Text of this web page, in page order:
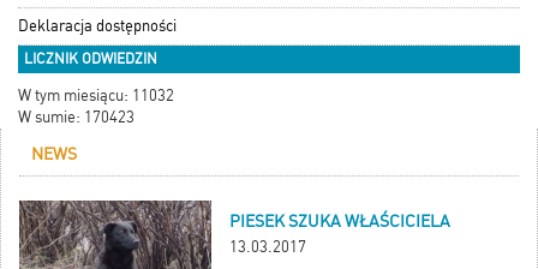
Deklaracja dostępności
LICZNIK ODWIEDZIN
W tym miesiącu: 11032
W sumie: 170423
NEWS
PIESEK SZUKA WŁAŚCICIELA
13.03.2017